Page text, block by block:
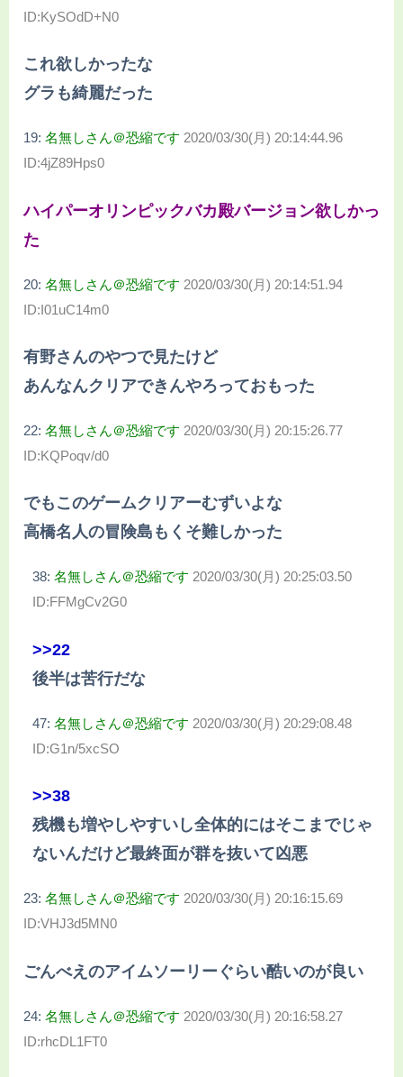
ID:KySOdD+N0
これ欲しかったな
グラも綺麗だった
19: 名無しさん＠恐縮です 2020/03/30(月) 20:14:44.96
ID:4jZ89Hps0
ハイパーオリンピックバカ殿バージョン欲しかっ
た
20: 名無しさん＠恐縮です 2020/03/30(月) 20:14:51.94
ID:I01uC14m0
有野さんのやつで見たけど
あんなんクリアできんやろっておもった
22: 名無しさん＠恐縮です 2020/03/30(月) 20:15:26.77
ID:KQPoqv/d0
でもこのゲームクリアーむずいよな
高橋名人の冒険島もくそ難しかった
38: 名無しさん＠恐縮です 2020/03/30(月) 20:25:03.50
ID:FFMgCv2G0
>>22
後半は苦行だな
47: 名無しさん＠恐縮です 2020/03/30(月) 20:29:08.48
ID:G1n/5xcSO
>>38
残機も増やしやすいし全体的にはそこまでじゃ
ないんだけど最終面が群を抜いて凶悪
23: 名無しさん＠恐縮です 2020/03/30(月) 20:16:15.69
ID:VHJ3d5MN0
ごんべえのアイムソーリーぐらい酷いのが良い
24: 名無しさん＠恐縮です 2020/03/30(月) 20:16:58.27
ID:rhcDL1FT0